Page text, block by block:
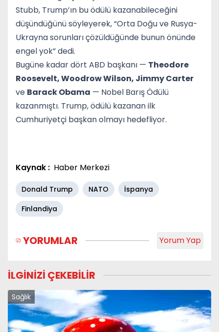
Stubb, Trump’ın bu ödülü kazanabileceğini
düşündüğünü söyleyerek, “Orta Doğu ve Rusya-
Ukrayna sorunları çözüldüğünde bunun önünde
engel yok” dedi.
Bugüne kadar dört ABD başkanı — Theodore
Roosevelt, Woodrow Wilson, Jimmy Carter
ve Barack Obama — Nobel Barış Ödülü
kazanmıştı. Trump, ödülü kazanan ilk
Cumhuriyetçi başkan olmayı hedefliyor.
Kaynak : Haber Merkezi
Donald Trump NATO
İspanya
Finlandiya
YORUMLAR Yorum Yap
İLGİNİZİ ÇEKEBİLİR
Sağlık